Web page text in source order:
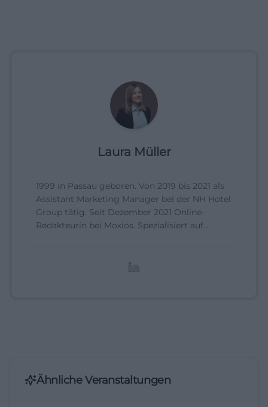
Laura Müller
1999 in Passau geboren. Von 2019 bis 2021 als
Assistant Marketing Manager bei der NH Hotel
Group tätig. Seit Dezember 2021 Online-
Redakteurin bei Moxios. Spezialisiert auf
Ähnliche Veranstaltungen